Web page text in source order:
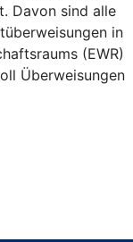
Davon sind alle
in
(EWR)
Überweisungen